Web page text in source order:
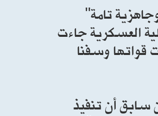
تامة"
العسكرية جاءت
وسفنا
سابق أن تنفيذ